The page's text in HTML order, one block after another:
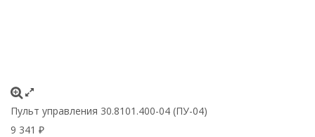
Пульт управления 30.8101.400-04 (ПУ-04)
9 341 ₽